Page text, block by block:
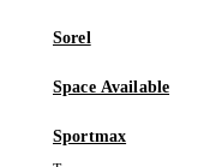
Sorel
Space Available
Sportmax